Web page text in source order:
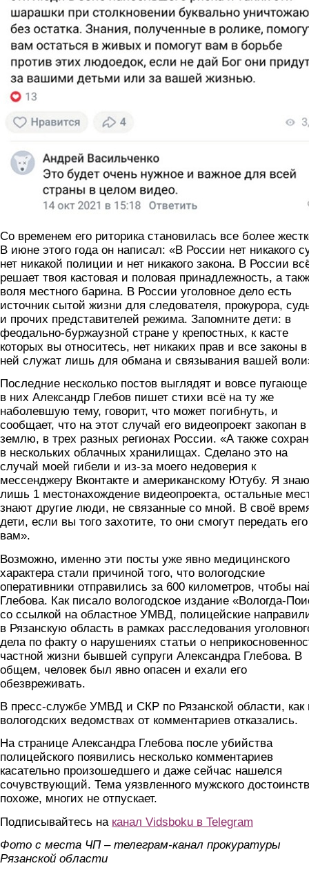
Со временем его риторика становилась все более
В июне этого года он написал: «В России нет никакого
нет никакой полиции и нет никакого закона. В России
решает твоя кастовая и половая принадлежность, а
воля местного барина. В России уголовное дело есть
источник сытой жизни для следователя, прокурора,
и прочих представителей режима. Запомните дети: в
феодально-буржаузной стране у крепостных, к касте
которых вы относитесь, нет никаких прав и все законы в
ней служат лишь для обмана и связывания вашей
Последние несколько постов выглядят и вовсе
в них Александр Глебов пишет стихи всё на ту же
наболевшую тему, говорит, что может погибнуть, и
сообщает, что на этот случай его видеопроект закопан в
землю, в трех разных регионах России. «А также
в нескольких облачных хранилищах. Сделано это на
случай моей гибели и из-за моего недоверия к
мессенджеру Вконтакте и американскому Ютубу. Я знаю
лишь 1 местонахождение видеопроекта, остальные
знают другие люди, не связанные со мной. В своё
дети, если вы того захотите, то они смогут передать его
вам».
Возможно, именно эти посты уже явно медицинского
характера стали причиной того, что вологодские
оперативники отправились за 600 километров, чтобы
Глебова. Как писало вологодское издание «Вологда-
со ссылкой на областное УМВД, полицейские
в Рязанскую область в рамках расследования
дела по факту о нарушениях статьи о
частной жизни бывшей супруги Александра Глебова. В
общем, человек был явно опасен и ехали его
обезвреживать.
В пресс-службе УМВД и СКР по Рязанской области, как
вологодских ведомствах от комментариев отказались.
На странице Александра Глебова после убийства
полицейского появились несколько комментариев
касательно произошедшего и даже сейчас нашелся
сочувствующий. Тема уязвленного мужского
похоже, многих не отпускает.
Подписывайтесь на канал Vidsboku в Telegram
Фото с места ЧП – телеграм-канал прокуратуры
Рязанской области